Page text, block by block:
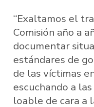
“Exaltamos el
Comisión año a
documentar
estándares de
de las víctimas
escuchando a
loable de cara a